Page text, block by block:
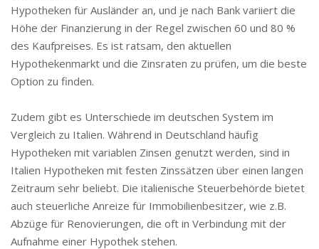
Hypotheken für Ausländer an, und je nach Bank variiert die
Höhe der Finanzierung in der Regel zwischen 60 und 80 %
des Kaufpreises. Es ist ratsam, den aktuellen
Hypothekenmarkt und die Zinsraten zu prüfen, um die beste
Option zu finden.
Zudem gibt es Unterschiede im deutschen System im
Vergleich zu Italien. Während in Deutschland häufig
Hypotheken mit variablen Zinsen genutzt werden, sind in
Italien Hypotheken mit festen Zinssätzen über einen langen
Zeitraum sehr beliebt. Die italienische Steuerbehörde bietet
auch steuerliche Anreize für Immobilienbesitzer, wie z.B.
Abzüge für Renovierungen, die oft in Verbindung mit der
Aufnahme einer Hypothek stehen.